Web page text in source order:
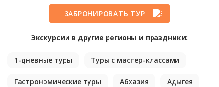
ЗАБРОНИРОВАТЬ ТУР
Экскурсии в другие регионы и праздники:
1-дневные туры Туры с мастер-классами
Гастрономические туры Абхазия Адыгея